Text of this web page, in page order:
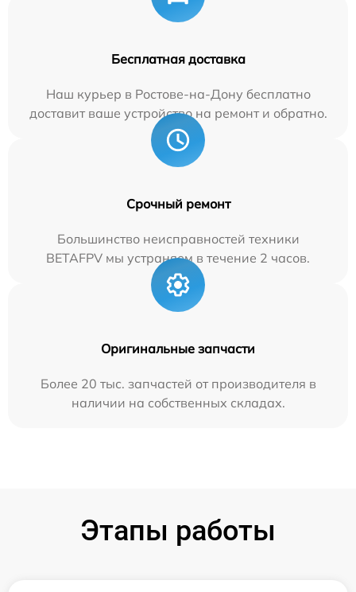
Бесплатная доставка
Наш курьер в Ростове-на-Дону бесплатно
доставит ваше устройство на ремонт и обратно.
Срочный ремонт
Большинство неисправностей техники
BETAFPV мы устраняем в течение 2 часов.
Оригинальные запчасти
Более 20 тыс. запчастей от производителя в
наличии на собственных складах.
Этапы работы